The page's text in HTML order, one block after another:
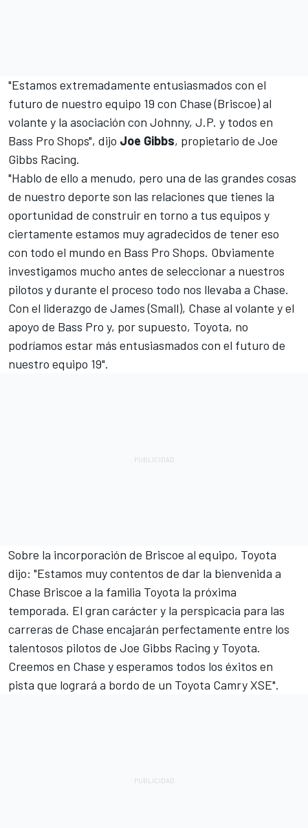
"Estamos extremadamente entusiasmados con el
futuro de nuestro equipo 19 con Chase (Briscoe) al
volante y la asociación con Johnny, J.P. y todos en
Bass Pro Shops", dijo Joe Gibbs, propietario de Joe
Gibbs Racing.
"Hablo de ello a menudo, pero una de las grandes cosas
de nuestro deporte son las relaciones que tienes la
oportunidad de construir en torno a tus equipos y
ciertamente estamos muy agradecidos de tener eso
con todo el mundo en Bass Pro Shops. Obviamente
investigamos mucho antes de seleccionar a nuestros
pilotos y durante el proceso todo nos llevaba a Chase.
Con el liderazgo de James (Small), Chase al volante y el
apoyo de Bass Pro y, por supuesto, Toyota, no
podríamos estar más entusiasmados con el futuro de
nuestro equipo 19".
Sobre la incorporación de Briscoe al equipo, Toyota
dijo: "Estamos muy contentos de dar la bienvenida a
Chase Briscoe a la familia Toyota la próxima
temporada. El gran carácter y la perspicacia para las
carreras de Chase encajarán perfectamente entre los
talentosos pilotos de Joe Gibbs Racing y Toyota.
Creemos en Chase y esperamos todos los éxitos en
pista que logrará a bordo de un Toyota Camry XSE".